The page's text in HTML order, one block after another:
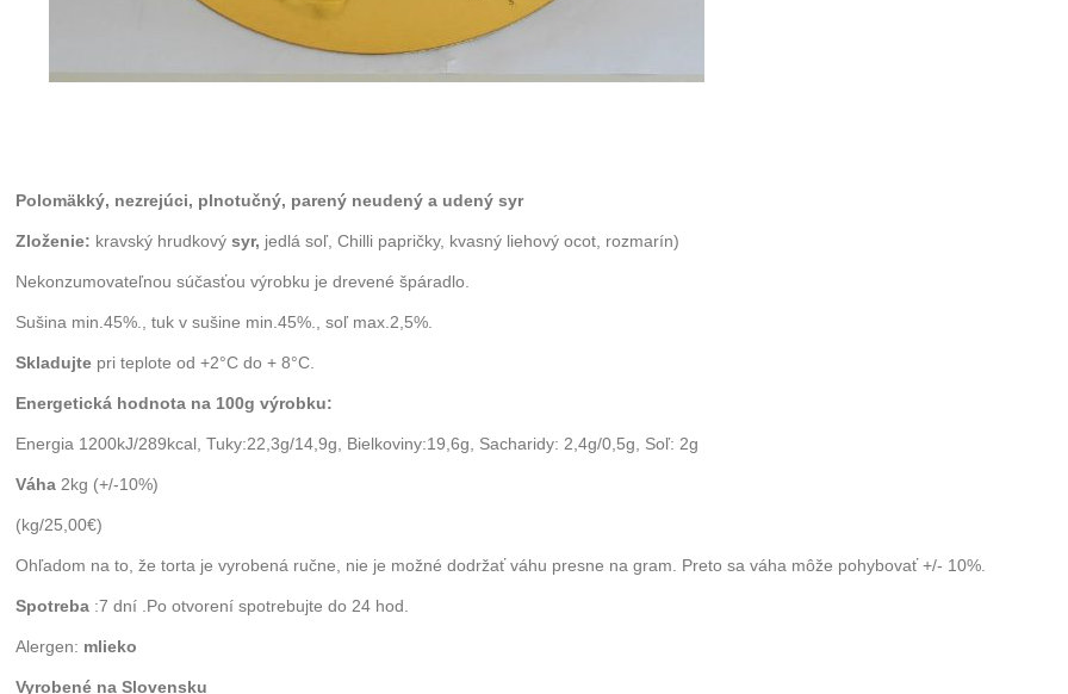
Polomäkký, nezrejúci, plnotučný, parený neudený a udený syr
Zloženie: kravský hrudkovýsyr, jedlá soľ, Chilli papričky, kvasný liehový ocot, rozmarín)
Nekonzumovateľnou súčasťou výrobku je drevené špáradlo.
Sušina min.45%., tuk v sušine min.45%., soľ max.2,5%.
Skladujte pri teplote od +2°C do + 8°C.
Energetická hodnota na 100g výrobku:
Energia 1200kJ/289kcal, Tuky:22,3g/14,9g, Bielkoviny:19,6g, Sacharidy: 2,4g/0,5g, Soľ: 2g
Váha2kg (+/-10%)
(kg/25,00€)
Ohľadom na to, že torta je vyrobená ručne, nie je možné dodržať váhu presne na gram. Preto sa váha môže pohybovať +/- 10%.
Spotreba :7 dní .Po otvorení spotrebujte do 24 hod.
Alergen: mlieko
Vyrobené na Slovensku